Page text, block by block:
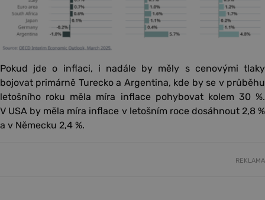
Pokud jde o inflaci, i nadále by měly s cenovými tlaky
bojovat primárně Turecko a Argentina, kde by se v průběhu
letošního roku měla míra inflace pohybovat kolem 30 %.
V USA by měla míra inflace v letošním roce dosáhnout 2,8 %
a v Německu 2,4 %.
REKLAMA